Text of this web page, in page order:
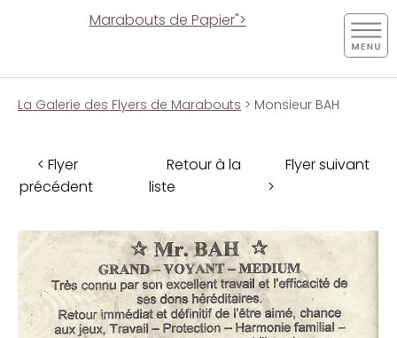
Marabouts de Papier">
La Galerie des Flyers de Marabouts > Monsieur BAH
< Flyer
précédent
Retour à la
liste
Flyer suivant
>